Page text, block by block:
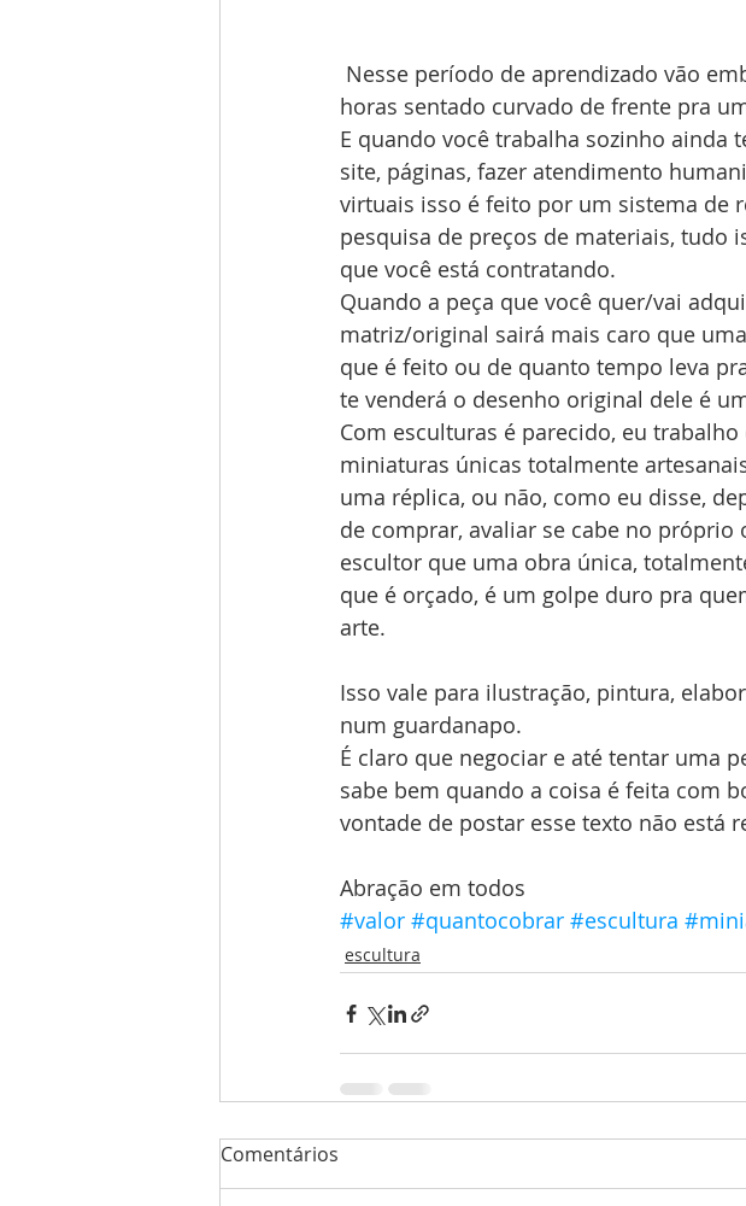
horas sentado curvado de frente pra
E quando você trabalha sozinho ainda
site, páginas, fazer atendimento
virtuais isso é feito por um sistema de
pesquisa de preços de materiais, tudo
que você está contratando.
Quando a peça que você quer/vai
matriz/original sairá mais caro que
que é feito ou de quanto tempo leva
te venderá o desenho original dele é
Com esculturas é parecido, eu
miniaturas únicas totalmente
uma réplica, ou não, como eu disse,
de comprar, avaliar se cabe no
escultor que uma obra única,
que é orçado, é um golpe duro pra
arte.
Isso vale para ilustração, pintura,
num guardanapo.
É claro que negociar e até tentar uma
sabe bem quando a coisa é feita com
vontade de postar esse texto não está
Abração em todos
#valor #quantocobrar #escultura
escultura
Comentários